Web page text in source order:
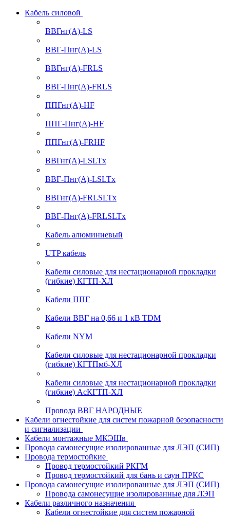
Кабель силовой
ВВГнг(А)-LS
ВВГ-Пнг(А)-LS
ВВГнг(А)-FRLS
ВВГ-Пнг(А)-FRLS
ППГнг(А)-HF
ППГ-Пнг(А)-HF
ППГнг(А)-FRHF
ВВГнг(А)-LSLTx
ВВГ-Пнг(А)-LSLTx
ВВГнг(А)-FRLSLTx
ВВГ-Пнг(А)-FRLSLTx
Кабель алюминиевый
UTP кабель
Кабели силовые для нестационарной прокладки
(гибкие) КГТП-ХЛ
Кабели ППГ
Кабели ВВГ на 0,66 и 1 кВ TDM
Кабели NYM
Кабели силовые для нестационарной прокладки
(гибкие) КГТПмб-ХЛ
Кабели силовые для нестационарной прокладки
(гибкие) АсКГТП-ХЛ
Провода ВВГ НАРОДНЫЕ
Кабели огнестойкие для систем пожарной безопасности
и сигнализации
Кабели монтажные МКЭШв
Провода самонесущие изолированные для ЛЭП (СИП)
Провода термостойкие
Провод термостойкий РКГМ
Провод термостойкий для бань и саун ПРКС
Провода самонесущие изолированные для ЛЭП (СИП)
Провода самонесущие изолированные для ЛЭП
Кабели различного назначения
Кабели огнестойкие для систем пожарной